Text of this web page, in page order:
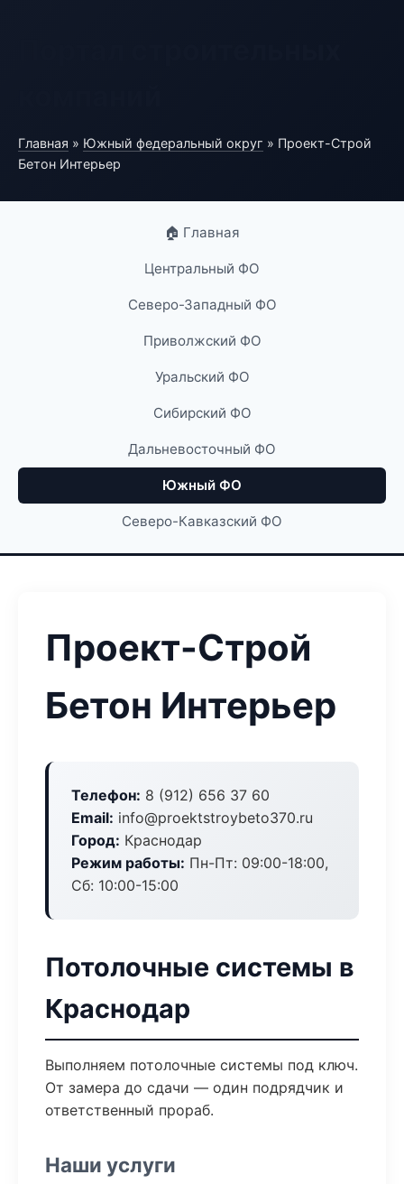
Главная » Южный федеральный округ » Проект-Строй
Бетон Интерьер
🏠 Главная
Центральный ФО
Северо-Западный ФО
Приволжский ФО
Уральский ФО
Сибирский ФО
Дальневосточный ФО
Южный ФО
Северо-Кавказский ФО
Проект-Строй
Бетон Интерьер
Телефон: 8 (912) 656 37 60
Email: info@proektstroybeto370.ru
Город: Краснодар
Режим работы: Пн-Пт: 09:00-18:00,
Сб: 10:00-15:00
Потолочные системы в
Краснодар
Выполняем потолочные системы под ключ.
От замера до сдачи — один подрядчик и
ответственный прораб.
Наши услуги